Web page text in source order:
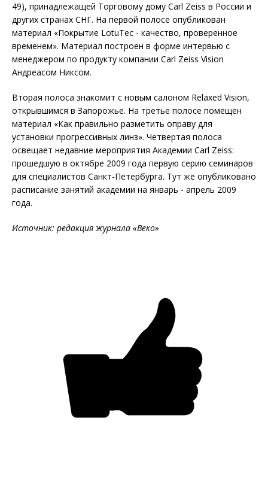
49), принадлежащей Торговому дому Carl Zeiss в России и
других странах СНГ. На первой полосе опубликован
материал «Покрытие LotuTec - качество, проверенное
временем». Материал построен в форме интервью с
менеджером по продукту компании Carl Zeiss Vision
Андреасом Никсом.
Вторая полоса знакомит с новым салоном Relaxed Vision,
открывшимся в Запорожье. На третье полосе помещен
материал «Как правильно разметить оправу для
установки прогрессивных линз». Четвертая полоса
освещает недавние мероприятия Академии Carl Zeiss:
прошедшую в октябре 2009 года первую серию семинаров
для специалистов Санкт-Петербурга. Тут же опубликовано
расписание занятий академии на январь - апрель 2009
года.
Источник: редакция журнала «Веко»